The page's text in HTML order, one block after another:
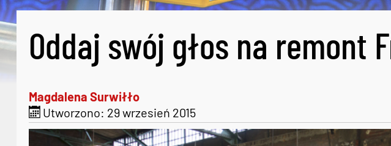
Oddaj swój głos na remont
Magdalena Surwiłło
Utworzono: 29 wrzesień 2015